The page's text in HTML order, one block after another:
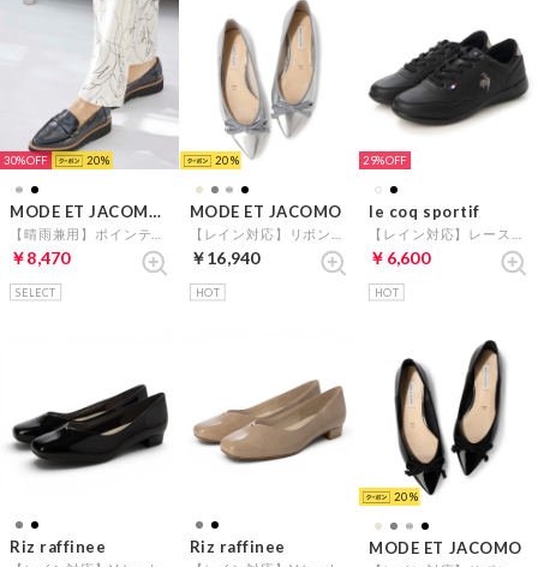
30% 20
MODE ET JACOMO carino
￥8,470
SELECT
20
MODE ET JACOMO
￥16,940
HOT
29%
le coq sportif
￥6,600
HOT
Riz raffinee Riz raffinee
20
MODE ET JACOMO